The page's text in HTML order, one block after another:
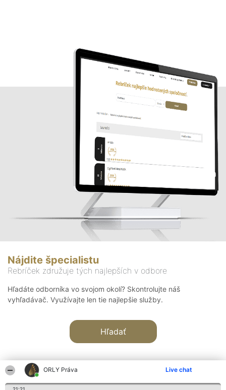
ORLY Práva Live chat
Nájdite špecialistu
Rebríček združuje tých najlepších v odbore
Hľadáte odborníka vo svojom okolí? Skontrolujte náš
vyhľadávač. Využívajte len tie najlepšie služby.
Hľadať